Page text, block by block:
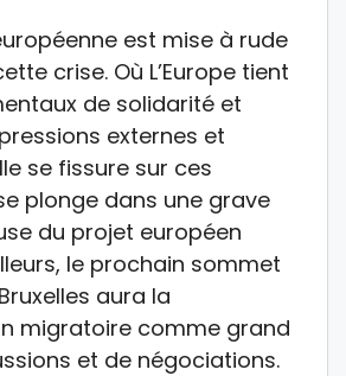
est mise à rude
crise. Où L’Europe tient
de solidarité et
externes et
se fissure sur ces
plonge dans une grave
du projet européen
le prochain sommet
aura la
migratoire comme grand
et de négociations.